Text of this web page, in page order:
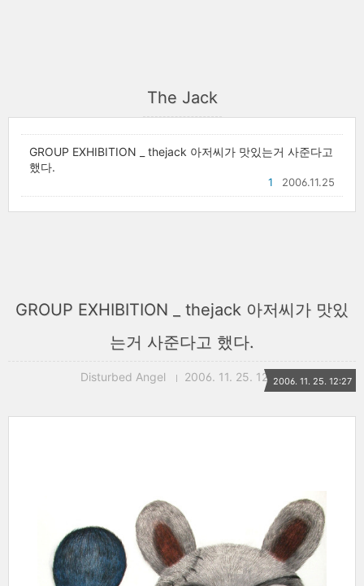
The Jack
GROUP EXHIBITION _ thejack 아저씨가 맛있는거 사준다고
했다.
2006.11.25
1
GROUP EXHIBITION _ thejack 아저씨가 맛있
는거 사준다고 했다.
Disturbed Angel 2006. 11. 25. 12:272006. 11. 25. 12:27